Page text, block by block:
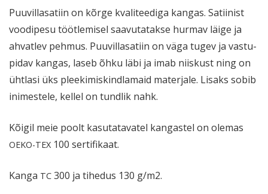
Puuvil­la­satiin on kõrge kvali­teediga kangas. Satiinist
voodipesu töötle­misel saavu­ta­takse hurmav läige ja
ahvatlev pehmus. Puuvil­la­satiin on väga tugev ja vastu­
pidav kangas, laseb õhku läbi ja imab niiskust ning on
ühtlasi üks pleeki­mis­kind­lamaid materjale. Lisaks sobib
inimestele, kellel on tundlik nahk.
Kõigil meie poolt kasuta­ta­vatel kangastel on olemas
OEKO-TEX 100 sertifikaat.
Kanga TC 300 ja tihedus 130 g/m2.